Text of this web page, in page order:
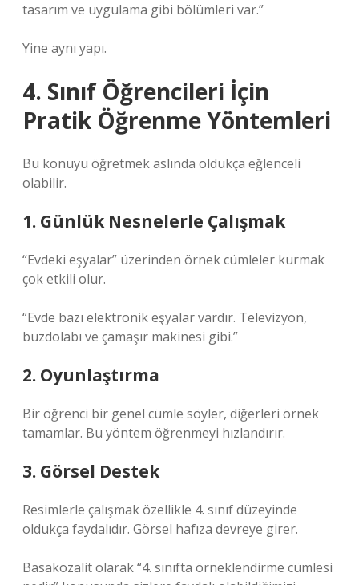
tasarım ve uygulama gibi bölümleri var.”
Yine aynı yapı.
4. Sınıf Öğrencileri İçin
Pratik Öğrenme Yöntemleri
Bu konuyu öğretmek aslında oldukça eğlenceli
olabilir.
1. Günlük Nesnelerle Çalışmak
“Evdeki eşyalar” üzerinden örnek cümleler kurmak
çok etkili olur.
“Evde bazı elektronik eşyalar vardır. Televizyon,
buzdolabı ve çamaşır makinesi gibi.”
2. Oyunlaştırma
Bir öğrenci bir genel cümle söyler, diğerleri örnek
tamamlar. Bu yöntem öğrenmeyi hızlandırır.
3. Görsel Destek
Resimlerle çalışmak özellikle 4. sınıf düzeyinde
oldukça faydalıdır. Görsel hafıza devreye girer.
Basakozalit olarak “4. sınıfta örneklendirme cümlesi